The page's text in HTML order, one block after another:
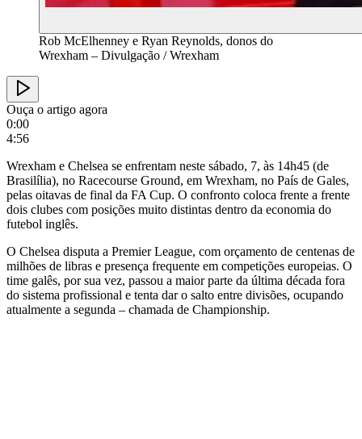
Rob McElhenney e Ryan Reynolds, donos do
Wrexham – Divulgação / Wrexham
Ouça o artigo agora
0:00
4:56
Wrexham e Chelsea se enfrentam neste sábado, 7, às 14h45 (de
Brasilília), no Racecourse Ground, em Wrexham, no País de Gales,
pelas oitavas de final da FA Cup. O confronto coloca frente a frente
dois clubes com posições muito distintas dentro da economia do
futebol inglês.
O Chelsea disputa a Premier League, com orçamento de centenas de
milhões de libras e presença frequente em competições europeias. O
time galês, por sua vez, passou a maior parte da última década fora
do sistema profissional e tenta dar o salto entre divisões, ocupando
atualmente a segunda – chamada de Championship.